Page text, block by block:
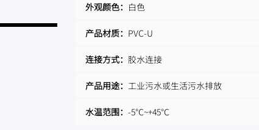
外观颜色： 白色
产品材质： PVC-U
连接方式： 胶水连接
产品用途： 工业污水或生活污水排放
水温范围： -5℃~+45℃